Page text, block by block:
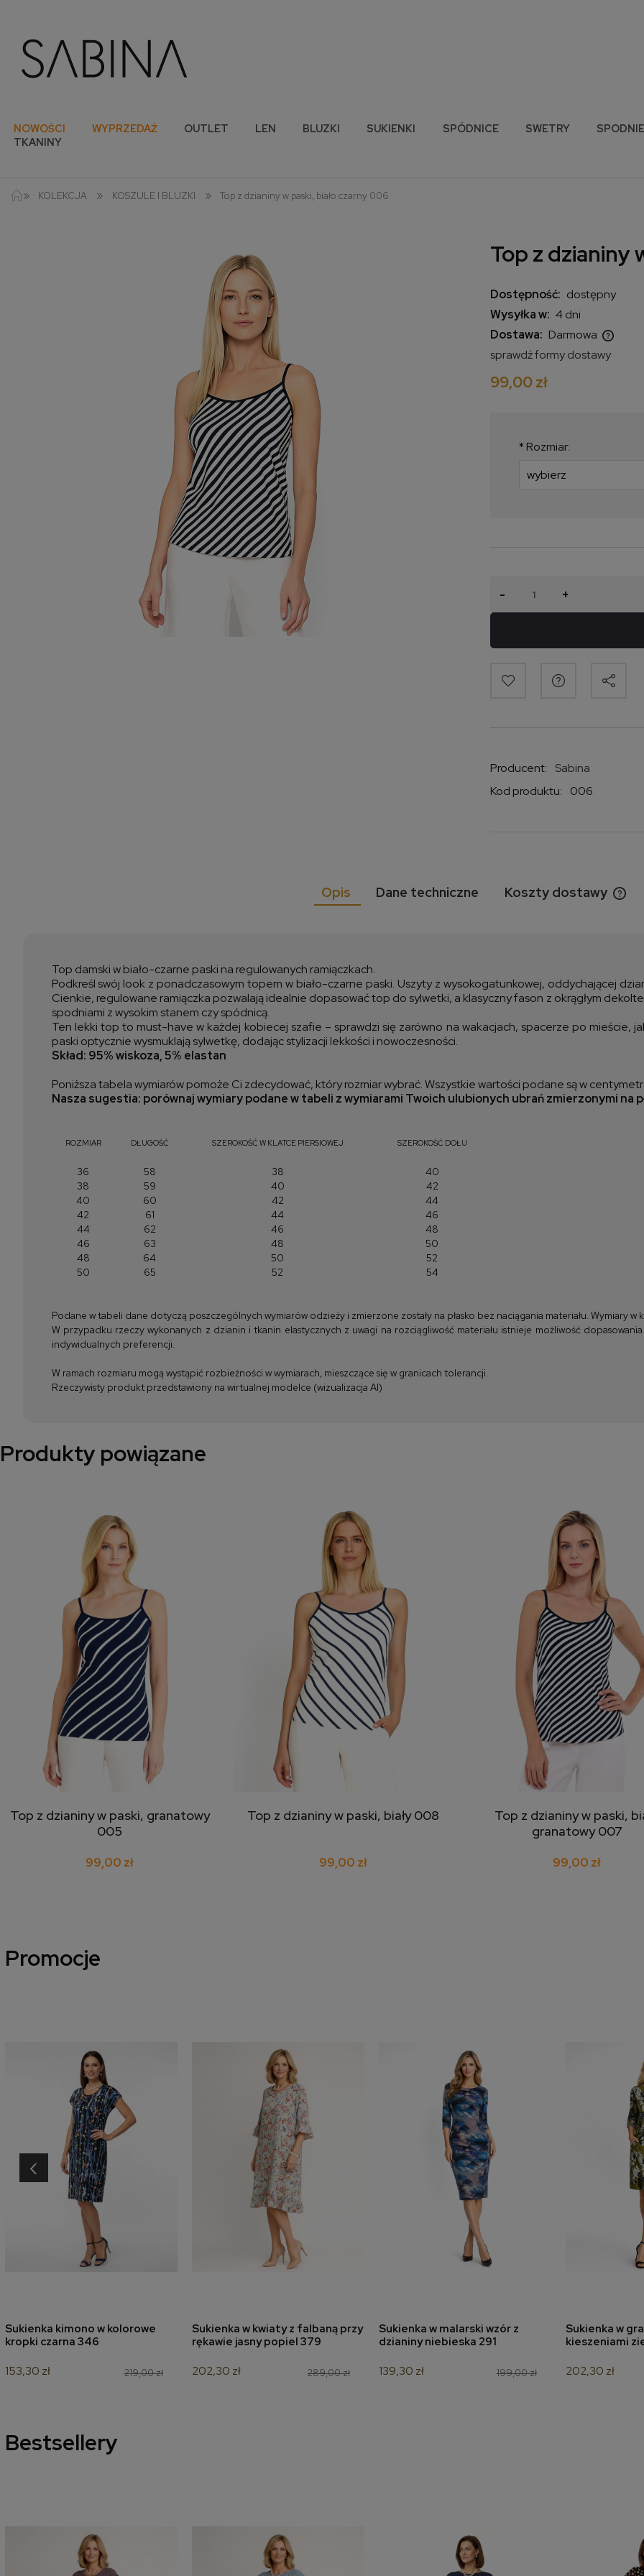
NOWOŚCI WYPRZEDAŻ OUTLET LEN BLUZKI SUKIENKI SPÓDNICE SWETRY
SPODNIE
TKANINY
» KOLEKCJA » KOSZULE I BLUZKI » Top z dzianiny w paski, biało czarny 006
Top z dzianiny
Dostępność: dostępny
Wysyłka w: 4 dni
Dostawa: Darmowa
kosztów płatności
sprawdź formy dostawy
99,00 zł
* Rozmiar:
- +
Producent:
Sabina
Kod produktu:
006
Opis Dane techniczne Koszty dostawy
Top damski w biało-czarne paski na regulowanych ramiączkach.
Podkreśl swój look z ponadczasowym topem w biało-czarne paski. Uszyty z wysokogatunkowej, oddychającej
Cienkie, regulowane ramiączka pozwalają idealnie dopasować top do sylwetki, a klasyczny fason z okrągłym
spodniami z wysokim stanem czy spódnicą.
Ten lekki top to must-have w każdej kobiecej szafie – sprawdzi się zarówno na wakacjach, spacerze po mieście,
paski optycznie wysmuklają sylwetkę, dodając stylizacji lekkości i nowoczesności.
Skład: 95% wiskoza, 5% elastan
Poniższa tabela wymiarów pomoże Ci zdecydować, który rozmiar wybrać. Wszystkie wartości podane są w
Nasza sugestia: porównaj wymiary podane w tabeli z wymiarami Twoich ulubionych ubrań zmierzonymi na
ROZMIAR DŁUGOŚĆ SZEROKOŚĆ W KLATCE PIERSIOWEJ SZEROKOŚĆ DOŁU
36 58 38
40
38
59 40
42
40
60 42
44
42
61 44
46
44
62 46
48
46
63 48
50
48
64 50
52
50
65 52 54
Podane w tabeli dane dotyczą poszczególnych wymiarów odzieży i zmierzone zostały na płasko bez naciągania materiału. Wymiary
W przypadku rzeczy wykonanych z dzianin i tkanin elastycznych z uwagi na rozciągliwość materiału istnieje możliwość
indywidualnych preferencji.
W ramach rozmiaru mogą wystąpić rozbieżności w wymiarach, mieszczące się w granicach tolerancji.
Rzeczywisty produkt przedstawiony na wirtualnej modelce (wizualizacja AI)
Produkty powiązane
dodaj do koszyka
Top z dzianiny w paski, granatowy
005
99,00 zł
dodaj do koszyka
Top z dzianiny w paski, biały 008
99,00 zł
dodaj do koszyka
Top z dzianiny w paski,
granatowy 007
99,00 zł
Promocje
dodaj do koszyka
Sukienka kimono w kolorowe
kropki czarna 346
219,00 zł
153,30 zł
dodaj do koszyka
Sukienka w kwiaty z falbaną przy
rękawie jasny popiel 379
289,00 zł
202,30 zł
dodaj do koszyka
Sukienka w malarski wzór z
dzianiny niebieska 291
199,00 zł
139,30 zł
dodaj
Sukienka w
kieszeniami
202,30 zł
‹
Bestsellery